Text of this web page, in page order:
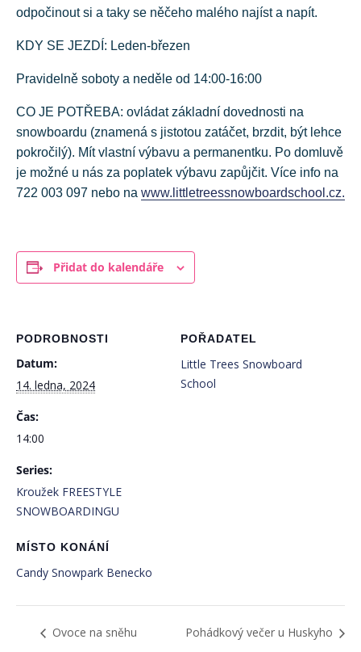
odpočinout si a taky se něčeho malého najíst a napít.
KDY SE JEZDÍ: Leden-březen
Pravidelně soboty a neděle od 14:00-16:00
CO JE POTŘEBA: ovládat základní dovednosti na
snowboardu (znamená s jistotou zatáčet, brzdit, být lehce
pokročilý). Mít vlastní výbavu a permanentku. Po domluvě
je možné u nás za poplatek výbavu zapůjčit. Více info na
722 003 097 nebo na www.littletreessnowboardschool.cz.
Přidat do kalendáře
PODROBNOSTI
Datum:
14. ledna, 2024
Čas:
14:00
Series:
Kroužek FREESTYLE
SNOWBOARDINGU
MÍSTO KONÁNÍ
Candy Snowpark Benecko
POŘADATEL
Little Trees Snowboard
School
Ovoce na sněhu Pohádkový večer u Huskyho